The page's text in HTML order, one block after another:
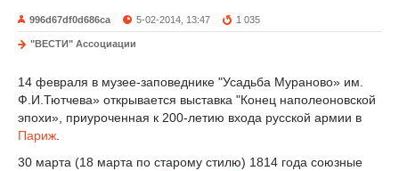
996d67df0d686ca 5-02-2014, 13:47 1 035
"ВЕСТИ" Ассоциации
14 февраля в музее-заповеднике "Усадьба Мураново» им.
Ф.И.Тютчева» открывается выставка "Конец наполеоновской
эпохи», приуроченная к 200-летию входа русской армии в
Париж
30 марта (18 марта по старому стилю) 1814 года союзные